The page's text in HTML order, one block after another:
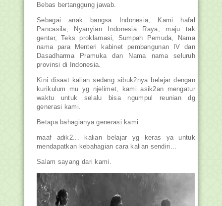
Bebas bertanggung jawab.
Sebagai anak bangsa Indonesia, Kami hafal
Pancasila, Nyanyian Indonesia Raya, maju tak
gentar, Teks proklamasi, Sumpah Pemuda, Nama
nama para Menteri kabinet pembangunan IV dan
Dasadharma Pramuka dan Nama nama seluruh
provinsi di Indonesia.
Kini disaat kalian sedang sibuk2nya belajar dengan
kurikulum mu yg njelimet, kami asik2an mengatur
waktu untuk selalu bisa ngumpul reunian dg
generasi kami.
Betapa bahagianya generasi kami
maaf adik2... kalian belajar yg keras ya untuk
mendapatkan kebahagian cara kalian sendiri...
Salam sayang dari kami.